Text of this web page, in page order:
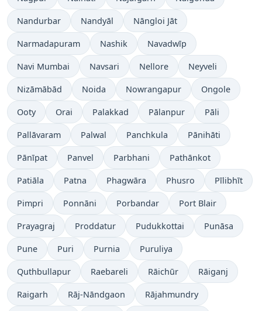
Nandurbar Nandyāl Nāngloi Jāt
Narmadapuram Nashik Navadwīp
Navi Mumbai Navsari Nellore Neyveli
Nizāmābād Noida Nowrangapur Ongole
Ooty Orai Palakkad Pālanpur Pāli
Pallāvaram Palwal Panchkula Pānihāti
Pānīpat Panvel Parbhani Pathānkot
Patiāla Patna Phagwāra Phusro Pīlibhīt
Pimpri Ponnāni Porbandar Port Blair
Prayagraj Proddatur Pudukkottai Punāsa
Pune Puri Purnia Puruliya
Quthbullapur Raebareli Rāichūr Rāiganj
Raigarh Rāj-Nāndgaon Rājahmundry